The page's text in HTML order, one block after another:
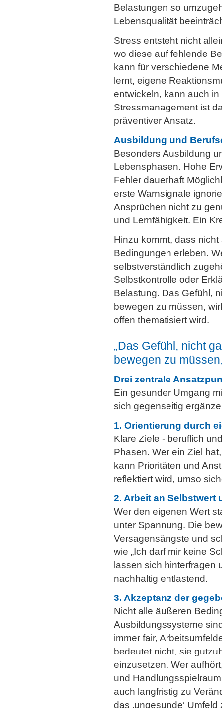
Belastungen so
Lebensqualität
Stress entsteht nicht
wo diese auf fehlende
kann für verschiedene
lernt, eigene
entwickeln, kann auch
Stressmanagement ist
präventiver Ansatz.
Ausbildung und
Besonders Ausbildung
Lebensphasen. Hohe
Fehler dauerhaft
erste Warnsignale
Ansprüchen nicht zu
und Lernfähigkeit. Ein
Hinzu kommt, dass
Bedingungen erleben.
selbstverständlich
Selbstkontrolle oder
Belastung. Das Gefühl,
bewegen zu müssen,
offen thematisiert wird.
„Das Gefühl, nicht
bewegen zu
Drei zentrale
Ein gesunder Umgang
sich gegenseitig
1. Orientierung durch
Klare Ziele - beruflich
Phasen. Wer ein Ziel
kann Prioritäten und
reflektiert wird, umso
2. Arbeit an Selbstwert
Wer den eigenen Wert
unter Spannung. Die
Versagensängste und
wie „Ich darf mir keine
lassen sich hinterfragen
nachhaltig entlastend.
3. Akzeptanz der
Nicht alle äußeren
Ausbildungssysteme
immer fair,
bedeutet nicht, sie
einzusetzen. Wer
und
auch langfristig zu
das ‚ungesunde‘